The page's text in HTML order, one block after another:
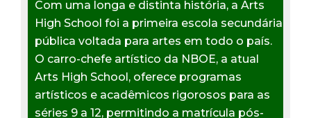
Com uma longa e distinta história, a Arts
High School foi a primeira escola secundária
pública voltada para artes em todo o país.
O carro-chefe artístico da NBOE, a atual
Arts High School, oferece programas
artísticos e acadêmicos rigorosos para as
séries 9 a 12, permitindo a matrícula pós-